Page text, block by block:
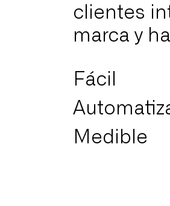
clientes
marca y
Fácil
Medible